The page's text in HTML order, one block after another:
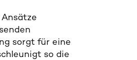
sorgt für eine
so die